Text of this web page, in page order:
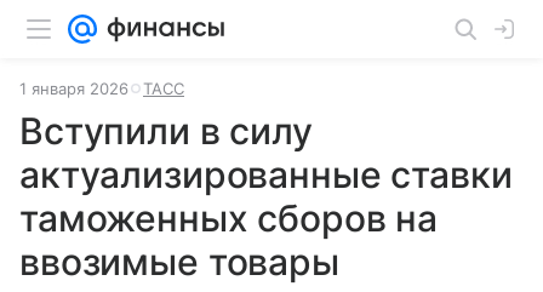
1 января 2026 ТАСС
Вступили в силу
актуализированные ставки
таможенных сборов на
ввозимые товары